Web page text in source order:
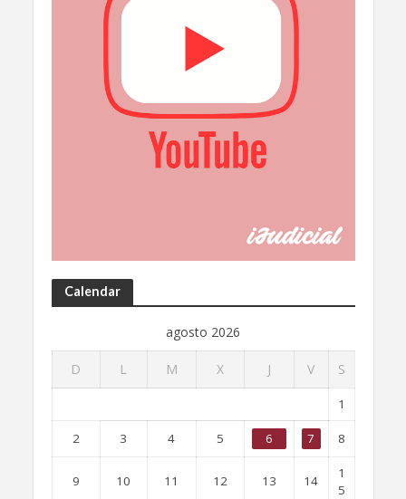
Calendar
agosto 2026
D L M X J V S
1
2 3 4 5 6 7 8
9 10 11 12 13 14
1
5